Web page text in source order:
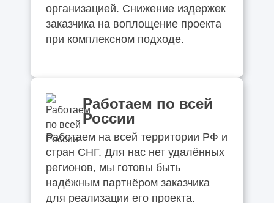
организацией. Снижение издержек
заказчика на воплощение проекта
при комплексном подходе.
Работаем по всей
России
Работаем на всей территории РФ и
стран СНГ. Для нас нет удалённых
регионов, мы готовы быть
надёжным партнёром заказчика
для реализации его проекта.